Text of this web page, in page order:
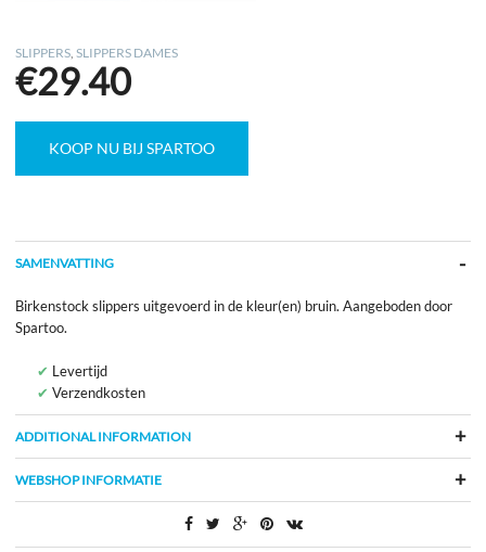
SLIPPERS ,SLIPPERS DAMES
€29.40
KOOP NU BIJ SPARTOO
SAMENVATTING
Birkenstock slippers uitgevoerd in de kleur(en) bruin. Aangeboden door
Spartoo.
Levertijd
Verzendkosten
ADDITIONAL INFORMATION
WEBSHOP INFORMATIE